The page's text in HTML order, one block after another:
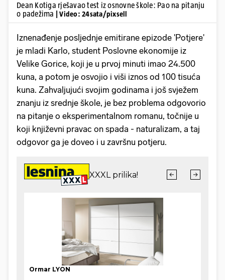
Dean Kotiga rješavao test iz osnovne škole: Pao na pitanju
o padežima
| Video: 24sata/pixsell
Iznenađenje posljednje emitirane epizode 'Potjere'
je mladi Karlo, student Poslovne ekonomije iz
Velike Gorice, koji je u prvoj minuti imao 24.500
kuna, a potom je osvojio i viši iznos od 100 tisuća
kuna. Zahvaljujući svojim godinama i još svježem
znanju iz srednje škole, je bez problema odgovorio
na pitanje o eksperimentalnom romanu, točnije u
koji književni pravac on spada - naturalizam, a taj
odgovor ga je doveo i u završnu potjeru.